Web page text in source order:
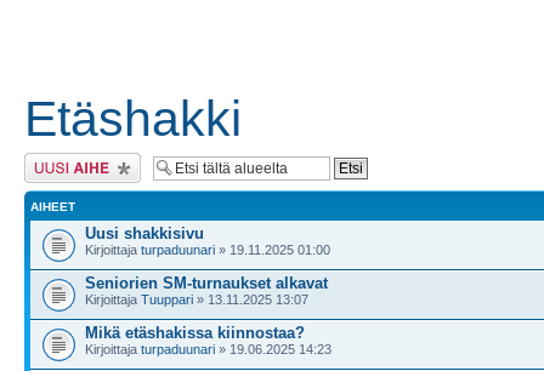
Etäshakki
Lähetä uusi viesti
AIHEET
Uusi shakkisivu
Kirjoittaja turpaduunari » 19.11.2025 01:00
Seniorien SM-turnaukset alkavat
Kirjoittaja Tuuppari » 13.11.2025 13:07
Mikä etäshakissa kiinnostaa?
Kirjoittaja turpaduunari » 19.06.2025 14:23